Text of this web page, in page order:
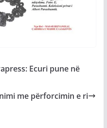
Ecuri pune në
me përforcimin e ri